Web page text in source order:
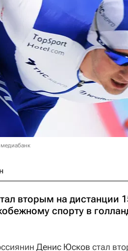
вторым на дистанции
спорту в
Денис Юсков стал